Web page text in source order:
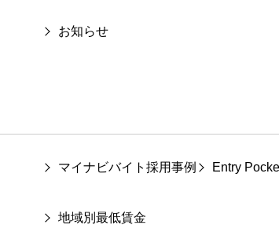
お知らせ
マイナビバイト採用事例 Entry
地域別最低賃金